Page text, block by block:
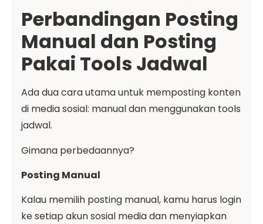
Perbandingan Posting
Manual dan Posting
Pakai Tools Jadwal
Ada dua cara utama untuk memposting konten
di media sosial: manual dan menggunakan tools
jadwal.
Gimana perbedaannya?
Posting Manual
Kalau memilih posting manual, kamu harus login
ke setiap akun sosial media dan menyiapkan